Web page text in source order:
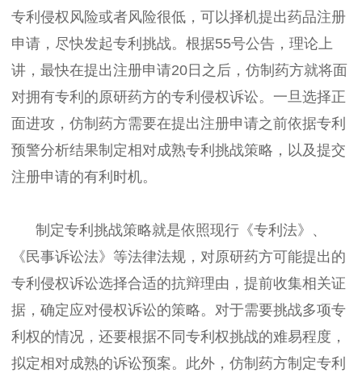
专利侵权风险或者风险很低，可以择机提出药品注册
申请，尽快发起专利挑战。根据55号公告，理论上
讲，最快在提出注册申请20日之后，仿制药方就将面
对拥有专利的原研药方的专利侵权诉讼。一旦选择正
面进攻，仿制药方需要在提出注册申请之前依据专利
预警分析结果制定相对成熟专利挑战策略，以及提交
注册申请的有利时机。
制定专利挑战策略就是依照现行《专利法》、
《民事诉讼法》等法律法规，对原研药方可能提出的
专利侵权诉讼选择合适的抗辩理由，提前收集相关证
据，确定应对侵权诉讼的策略。对于需要挑战多项专
利权的情况，还要根据不同专利权挑战的难易程度，
拟定相对成熟的诉讼预案。此外，仿制药方制定专利